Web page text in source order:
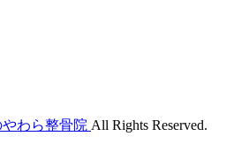
わら整骨院 All Rights Reserved.